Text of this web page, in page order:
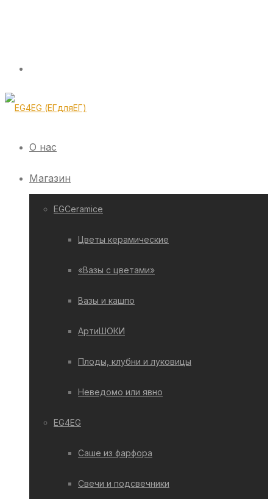
О нас
Магазин
EGCeramice
Цветы керамические
«Вазы с цветами»
Вазы и кашпо
АртиШОКИ
Плоды, клубни и луковицы
Неведомо или явно
EG4EG
Саше из фарфора
Свечи и подсвечники